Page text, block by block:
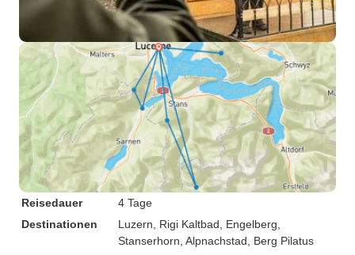
Reisedauer
4 Tage
Destinationen
Luzern , Rigi Kaltbad , Engelberg
Stanserhorn , Alpnachstad , Berg Pilatus